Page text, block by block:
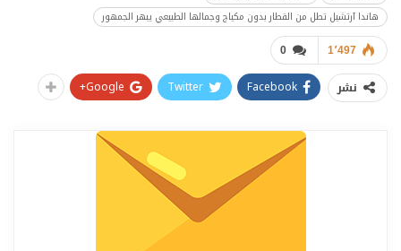
هاندا آرتشيل تطل من القطار بدون مكياج وجمالها الطبيعي يبهر الجمهور
0 1٬497
نشر Facebook
Twitter
Google+